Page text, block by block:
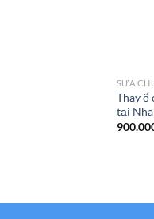
SỬA
Thay ổ
tại